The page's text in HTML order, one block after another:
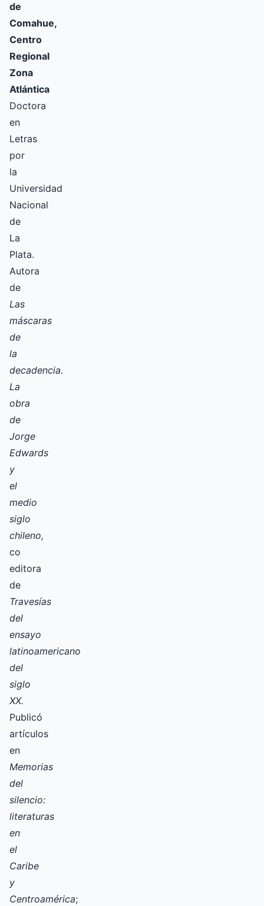
de
Comahue,
Centro
Regional
Zona
Atlántica
Doctora
en
Letras
por
la
Universidad
Nacional
de
La
Plata.
Autora
de
Las
máscaras
de
la
decadencia.
La
obra
de
Jorge
Edwards
y
el
medio
siglo
chileno,
co
editora
de
Travesías
del
ensayo
latinoamericano
del
siglo
XX.
Publicó
artículos
en
Memorias
del
silencio:
literaturas
en
el
Caribe
y
Centroamérica;